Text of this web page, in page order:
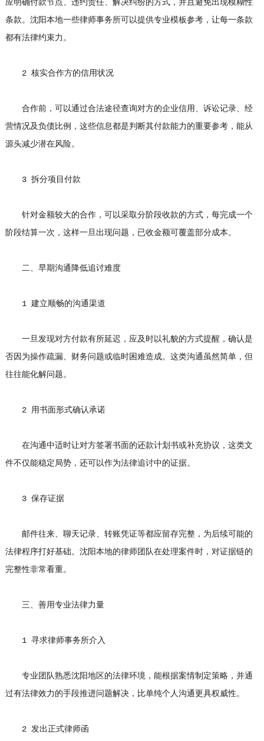
应明确付款节点、违约责任、解决纠纷的方式，并且避免出现模糊性
条款。沈阳本地一些律师事务所可以提供专业模板参考，让每一条款
都有法律约束力。
2 核实合作方的信用状况
合作前，可以通过合法途径查询对方的企业信用、诉讼记录、经
营情况及负债比例，这些信息都是判断其付款能力的重要参考，能从
源头减少潜在风险。
3 拆分项目付款
针对金额较大的合作，可以采取分阶段收款的方式，每完成一个
阶段结算一次，这样一旦出现问题，已收金额可覆盖部分成本。
二、早期沟通降低追讨难度
1 建立顺畅的沟通渠道
一旦发现对方付款有所延迟，应及时以礼貌的方式提醒，确认是
否因为操作疏漏、财务问题或临时困难造成。这类沟通虽然简单，但
往往能化解问题。
2 用书面形式确认承诺
在沟通中适时让对方签署书面的还款计划书或补充协议，这类文
件不仅能稳定局势，还可以作为法律追讨中的证据。
3 保存证据
邮件往来、聊天记录、转账凭证等都应留存完整，为后续可能的
法律程序打好基础。沈阳本地的律师团队在处理案件时，对证据链的
完整性非常看重。
三、善用专业法律力量
1 寻求律师事务所介入
专业团队熟悉沈阳地区的法律环境，能根据案情制定策略，并通
过有法律效力的手段推进问题解决，比单纯个人沟通更具权威性。
2 发出正式律师函